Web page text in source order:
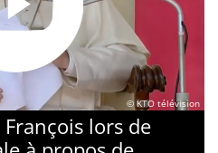
© KTO télévision
lors de